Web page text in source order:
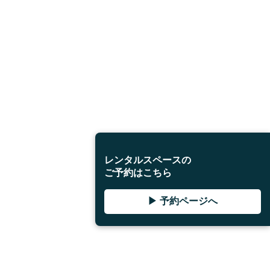
レンタルスペースの
ご予約はこちら
▶ 予約ページへ